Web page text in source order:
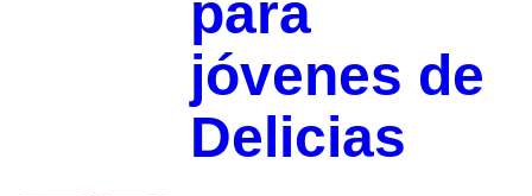
para
jóvenes de
Delicias